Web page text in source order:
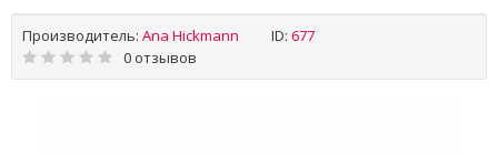
Производитель: Ana Hickmann ID: 677
0 отзывов